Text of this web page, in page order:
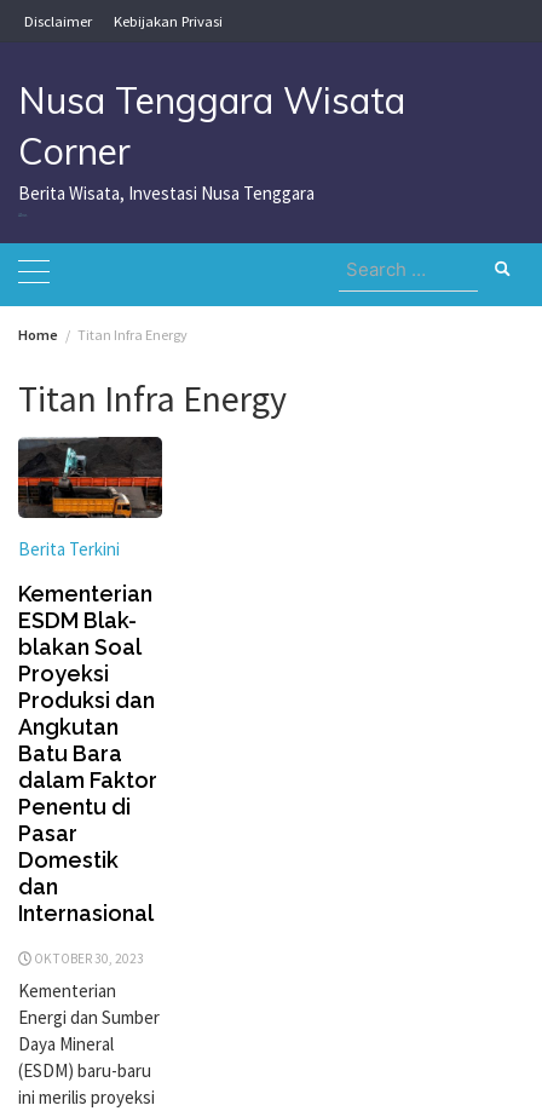
Skip
to
Disclaimer Kebijakan Privasi
Nusa Tenggara Wisata
Corner
Berita Wisata, Investasi Nusa Tenggara
Search
for:
Home Titan Infra Energy
Titan Infra Energy
Berita Terkini
Kementerian
ESDM Blak-
blakan Soal
Proyeksi
Produksi dan
Angkutan
Batu Bara
dalam Faktor
Penentu di
Pasar
Domestik
dan
Internasional
OKTOBER 30, 2023
Kementerian
Energi dan Sumber
Daya Mineral
(ESDM) baru-baru
ini merilis proyeksi